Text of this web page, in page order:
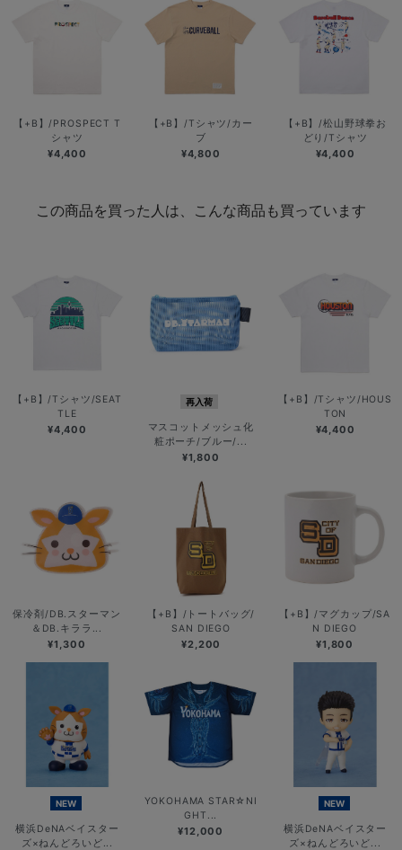
【+B】/PROSPECT T
シャツ
¥4,400
【+B】/Tシャツ/カー
ブ
¥4,800
【+B】/松山野球拳お
どり/Tシャツ
¥4,400
この商品を買った人は、こんな商品も買っています
【+B】/Tシャツ/SEAT
TLE
¥4,400
再入荷
マスコットメッシュ化
粧ポーチ/ブルー/...
¥1,800
【+B】/Tシャツ/HOUS
TON
¥4,400
保冷剤/DB.スターマン
＆DB.キララ...
¥1,300
【+B】/トートバッグ/
SAN DIEGO
¥2,200
【+B】/マグカップ/SA
N DIEGO
¥1,800
NEW
横浜DeNAベイスター
ズ×ねんどろいど...
YOKOHAMA STAR☆NI
GHT...
¥12,000
NEW
横浜DeNAベイスター
ズ×ねんどろいど...